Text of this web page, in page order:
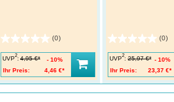
(0)
UVP
2
: 4,95 €*
Ihr Preis:
4,46 €*
10%
(0)
UVP
2
: 25,97 €*
Ihr Preis:
23,37 €*
10%